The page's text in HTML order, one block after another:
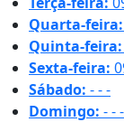
Quarta-feira:
Quinta-feira:
Sexta-feira:
Sábado: ---
Domingo: ---